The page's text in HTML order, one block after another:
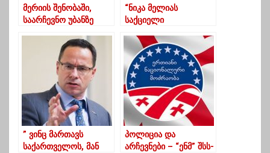
მერიის შენობაში,
საარჩევნო უბანზე
თანამშრომლებმა და
დარაჯმა ქეიფი
გამართეს
“ნიკა მელიას
საქციელი
გმირობაა”
” ვინც მართავს
საქართველოს, მან
პოლიცია და
არჩევნები – “ენმ” შსს-